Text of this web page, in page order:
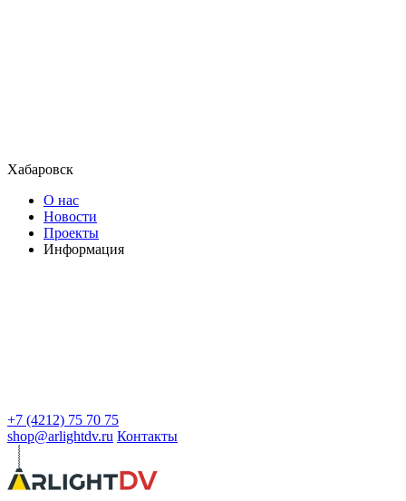
Хабаровск
О нас
Новости
Проекты
Информация
+7 (4212) 75 70 75
shop@arlightdv.ru Контакты